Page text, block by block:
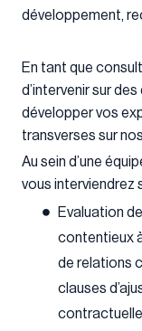
développement,
En tant que
d’intervenir sur
développer vos
transverses sur
Au sein d’une
vous interviendrez
Evaluation
contentieux
de relations
clauses